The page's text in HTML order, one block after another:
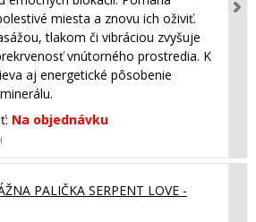
miesta a znovu ich oživiť.
tlakom či vibráciou zvyšuje
vnútorného prostredia. K
aj energetické pôsobenie
Na objednávku
PALIČKA SERPENT LOVE -